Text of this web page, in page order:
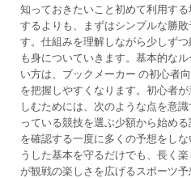
知っておきたいこと初めて利用す
するよりも、まずはシンプルな勝
す。仕組みを理解しながら少しず
も身についていきます。基本的な
い方は、ブックメーカー の初心者
を把握しやすくなります。初心者
しむためには、次のような点を意
っている競技を選ぶ少額から始め
を確認する一度に多くの予想をし
うした基本を守るだけでも、長く
が観戦の楽しさを広げるスポーツ